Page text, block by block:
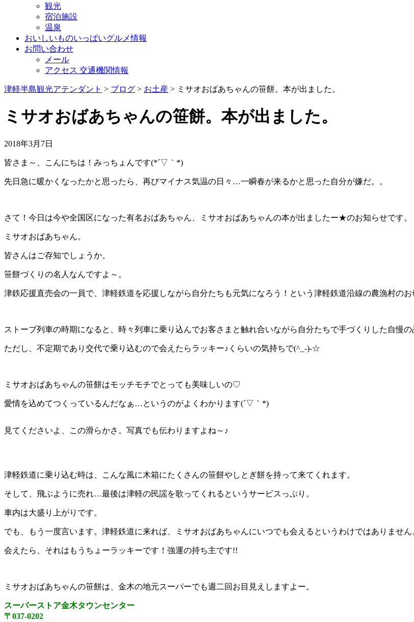
観光
宿泊施設
温泉
おいしいものいっぱいグルメ情報
お問い合わせ
メール
アクセス 交通機関情報
津軽半島観光アテンダント > ブログ > お土産 > ミサオおばあちゃんの笹餅。本が出ました。
ミサオおばあちゃんの笹餅。本が出ました。
2018年3月7日
皆さま～、こんにちは！みっちょんです(*´▽｀*)
先日急に暖かくなったかと思ったら、再びマイナス気温の日々…一瞬春が来るかと思った自分が嫌だ。。
さて！今日は今や全国区になった有名おばあちゃん、ミサオおばあちゃんの本が出ましたー★のお知らせです。
ミサオおばあちゃん。
皆さんはご存知でしょうか。
笹餅づくりの名人なんですよ～。
津鉄応援直売会の一員で、津軽鉄道を応援しながら自分たちも元気になろう！という津軽鉄道沿線の農漁村のお
ストーブ列車の時期になると、時々列車に乗り込んでお客さまと触れ合いながら自分たちで手づくりした自慢
ただし、不定期であり交代で乗り込むので会えたらラッキー♪くらいの気持ちで(^_-)-☆
ミサオおばあちゃんの笹餅はモッチモチでとっても美味しいの♡
愛情を込めてつくっているんだなぁ…というのがよくわかります(´▽｀*)
見てくださいよ、この滑らかさ。写真でも伝わりますよね～♪
津軽鉄道に乗り込む時は、こんな風に木箱にたくさんの笹餅やしとぎ餅を持って来てくれます。
そして、飛ぶように売れ…最後は津軽の民謡を歌ってくれるというサービスっぷり。
車内は大盛り上がりです。
でも、もう一度言います。津軽鉄道に来れば、ミサオおばあちゃんにいつでも会えるというわけではありません
会えたら、それはもうちょーラッキーです！強運の持ち主です!!
ミサオおばあちゃんの笹餅は、金木の地元スーパーでも週二回お目見えしますよー。
スーパーストア金木タウンセンター
〒037-0202